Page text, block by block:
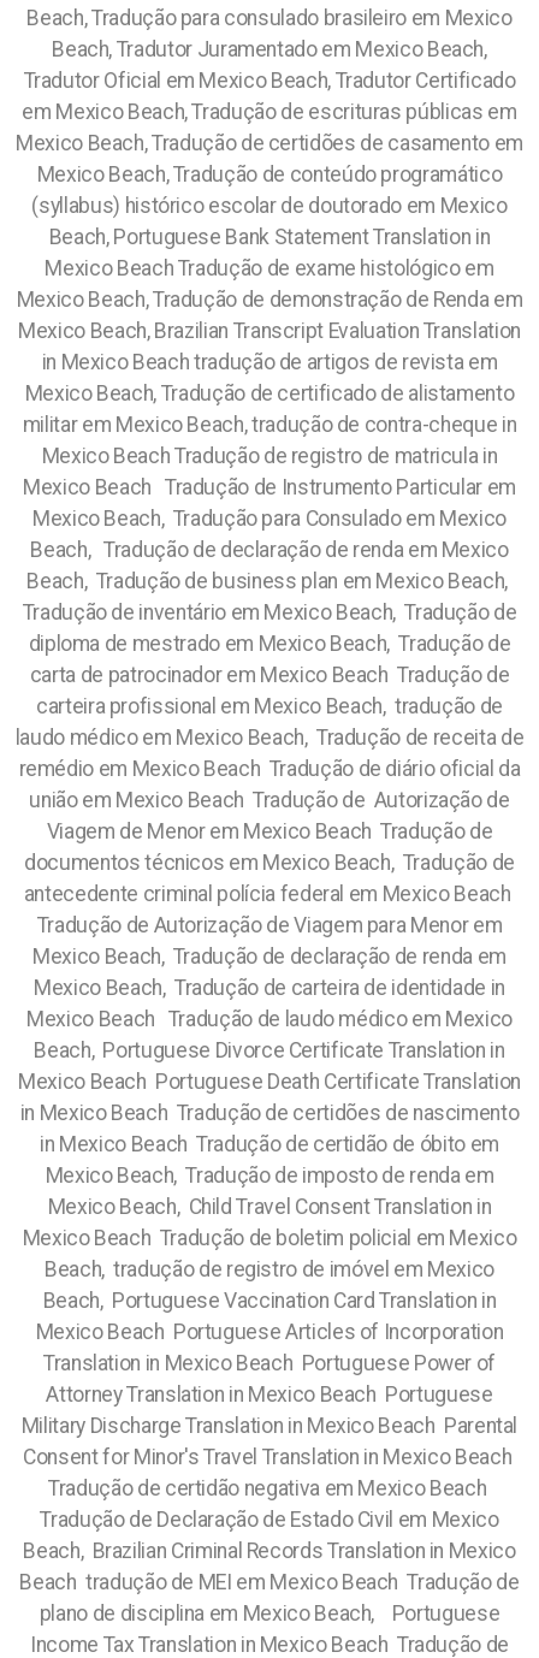
Beach, Tradução para consulado brasileiro em Mexico
Beach, Tradutor Juramentado em Mexico Beach,
Tradutor Oficial em Mexico Beach, Tradutor Certificado
em Mexico Beach, Tradução de escrituras públicas em
Mexico Beach, Tradução de certidões de casamento em
Mexico Beach, Tradução de conteúdo programático
(syllabus) histórico escolar de doutorado em Mexico
Beach, Portuguese Bank Statement Translation in
Mexico Beach Tradução de exame histológico em
Mexico Beach, Tradução de demonstração de Renda em
Mexico Beach, Brazilian Transcript Evaluation Translation
in Mexico Beach tradução de artigos de revista em
Mexico Beach, Tradução de certificado de alistamento
militar em Mexico Beach, tradução de contra-cheque in
Mexico Beach Tradução de registro de matricula in
Mexico Beach Tradução de Instrumento Particular em
Mexico Beach, Tradução para Consulado em Mexico
Beach, Tradução de declaração de renda em Mexico
Beach, Tradução de business plan em Mexico Beach,
Tradução de inventário em Mexico Beach, Tradução de
diploma de mestrado em Mexico Beach, Tradução de
carta de patrocinador em Mexico Beach Tradução de
carteira profissional em Mexico Beach, tradução de
laudo médico em Mexico Beach, Tradução de receita de
remédio em Mexico Beach Tradução de diário oficial da
união em Mexico Beach Tradução de Autorização de
Viagem de Menor em Mexico Beach Tradução de
documentos técnicos em Mexico Beach, Tradução de
antecedente criminal polícia federal em Mexico Beach
Tradução de Autorização de Viagem para Menor em
Mexico Beach, Tradução de declaração de renda em
Mexico Beach, Tradução de carteira de identidade in
Mexico Beach Tradução de laudo médico em Mexico
Beach, Portuguese Divorce Certificate Translation in
Mexico Beach Portuguese Death Certificate Translation
in Mexico Beach Tradução de certidões de nascimento
in Mexico Beach Tradução de certidão de óbito em
Mexico Beach, Tradução de imposto de renda em
Mexico Beach, Child Travel Consent Translation in
Mexico Beach Tradução de boletim policial em Mexico
Beach, tradução de registro de imóvel em Mexico
Beach, Portuguese Vaccination Card Translation in
Mexico Beach Portuguese Articles of Incorporation
Translation in Mexico Beach Portuguese Power of
Attorney Translation in Mexico Beach Portuguese
Military Discharge Translation in Mexico Beach Parental
Consent for Minor's Travel Translation in Mexico Beach
Tradução de certidão negativa em Mexico Beach
Tradução de Declaração de Estado Civil em Mexico
Beach, Brazilian Criminal Records Translation in Mexico
Beach tradução de MEI em Mexico Beach Tradução de
plano de disciplina em Mexico Beach, Portuguese
Income Tax Translation in Mexico Beach Tradução de